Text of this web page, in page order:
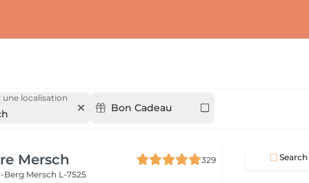
une localisation
Bon Cadeau
Mersch
329
Berg Mersch L-7525